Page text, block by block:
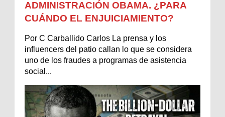
ADMINISTRACIÓN OBAMA. ¿PARA
CUÁNDO EL ENJUICIAMIENTO?
Por C Carballido Carlos La prensa y los
influencers del patio callan lo que se considera
uno de los fraudes a programas de asistencia
social...